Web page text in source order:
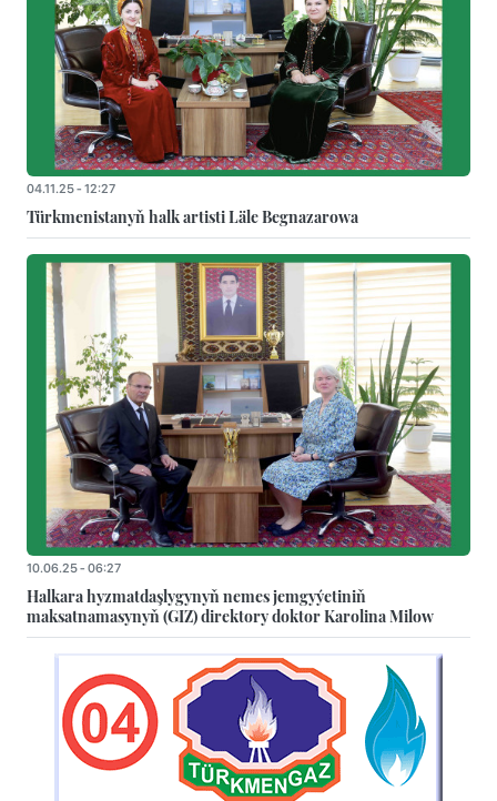
04.11.25 - 12:27
Türkmenistanyň halk artisti Läle Begnazarowa
10.06.25 - 06:27
Halkara hyzmatdaşlygynyň nemes jemgyýetiniň
maksatnamasynyň (GIZ) direktory doktor Karolina Milow